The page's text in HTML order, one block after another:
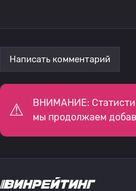
Написать комментарий
ВНИМАНИЕ:
мы продолжаем